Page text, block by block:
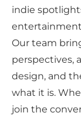
indie
Our team
perspectives,
design, and
what it is.
join the